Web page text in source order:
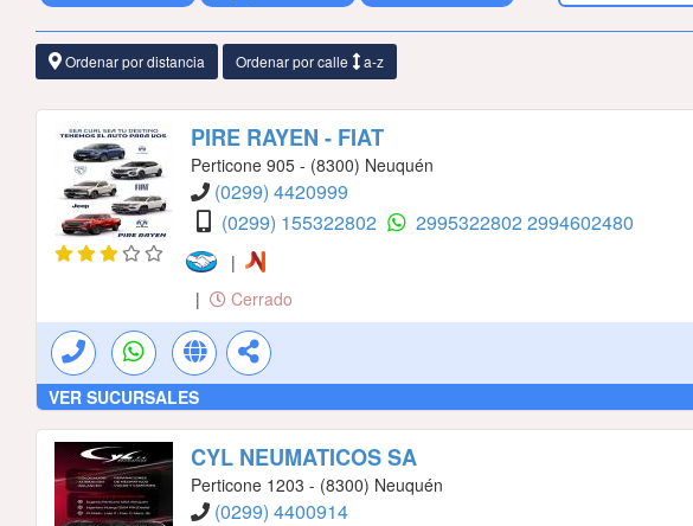
Ordenar por distancia Ordenar por calle a-z
PIRE RAYEN - FIAT
Perticone 905 - (8300) Neuquén
(0299) 4420999
(0299) 155322802
2995322802 2994602480
|
|
Cerrado
VER SUCURSALES
CYL NEUMATICOS SA
Perticone 1203 - (8300) Neuquén
(0299) 4400914